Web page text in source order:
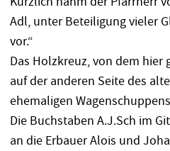
Adl, unter Beteiligung vieler
vor.“
Das Holzkreuz, von dem hier
auf der anderen Seite des
ehemaligen
Die Buchstaben A.J.Sch im
an die Erbauer Alois und